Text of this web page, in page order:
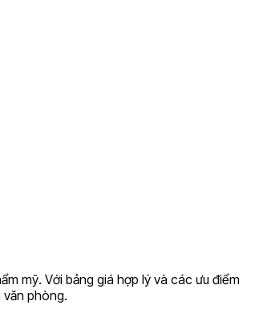
mỹ. Với bảng giá hợp lý và các ưu điểm
phòng.